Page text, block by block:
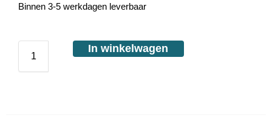
Binnen 3-5 werkdagen leverbaar
In winkelwagen